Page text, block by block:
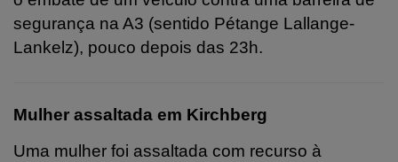
segurança na A3 (sentido Pétange Lallange-
Lankelz), pouco depois das 23h.
Mulher assaltada em Kirchberg
Uma mulher foi assaltada com recurso à